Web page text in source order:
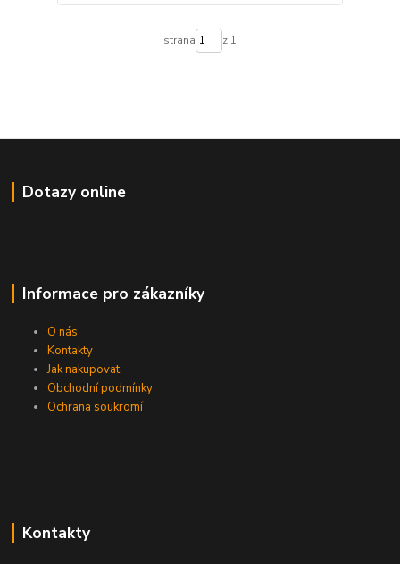
strana z 1
Dotazy online
Informace pro zákazníky
O nás
Kontakty
Jak nakupovat
Obchodní podmínky
Ochrana soukromí
Kontakty